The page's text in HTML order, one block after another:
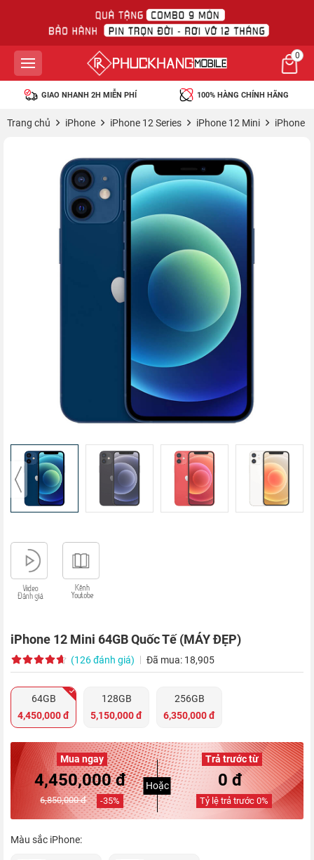
0
GIAO NHANH 2H MIỄN PHÍ 100% HÀNG CHÍNH HÃNG
Trang chủ iPhone iPhone 12 Series iPhone 12 Mini iPhone
iPhone 12 Mini 64GB Quốc Tế (MÁY ĐẸP)
(126 đánh giá) Đã mua: 18,905
64GB
4,450,000 đ
128GB
5,150,000 đ
256GB
6,350,000 đ
Mua ngay
4,450,000 đ
6,850,000 đ -35%
Hoặc
Trả trước từ
0 đ
Tỷ lệ trả trước 0%
Màu sắc iPhone: